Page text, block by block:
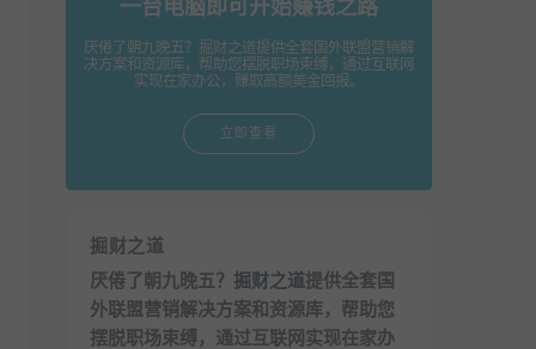
一台电脑即可开始赚钱之路
厌倦了朝九晚五？掘财之道提供全套国外联盟营销解
决方案和资源库，帮助您摆脱职场束缚，通过互联网
实现在家办公，赚取高额美金回报。
立即查看
掘财之道
厌倦了朝九晚五？ 掘财之道提供全套国
外联盟营销解决方案和资源库，帮助您
摆脱职场束缚，通过互联网实现在家办